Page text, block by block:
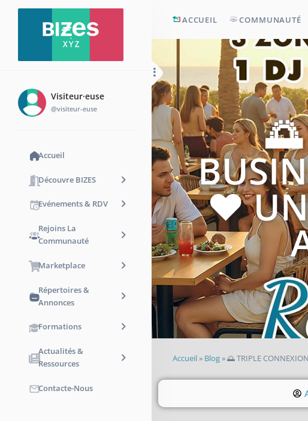
Visiteur·euse
@visiteur-euse
Accueil
Découvre BIZES
Evénements & RDV
Rejoins La
Communauté
Marketplace
Répertoires &
Annonces
Formations
Actualités &
Ressources
Contacte-Nous
ACCUEIL COMMUNAUTÉ
❤️
Accueil» Blog»🌅 TRIPLE